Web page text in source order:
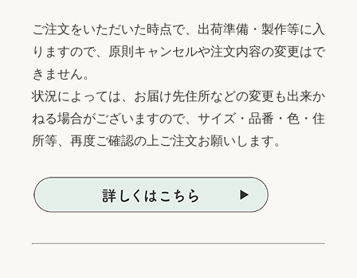
ご注文をいただいた時点で、出荷準備・製作等に入
りますので、原則キャンセルや注文内容の変更はで
きません。
状況によっては、お届け先住所などの変更も出来か
ねる場合がございますので、サイズ・品番・色・住
所等、再度ご確認の上ご注文お願いします。